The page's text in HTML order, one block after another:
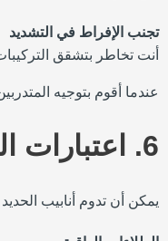
تجنب الإفراط في التشديد
أنت تخاطر بتشقق
عندما أقوم بتوجيه
6. اعتبارات الصيانة وطول العمر الافتراضي
يمكن أن تدوم أنابيب